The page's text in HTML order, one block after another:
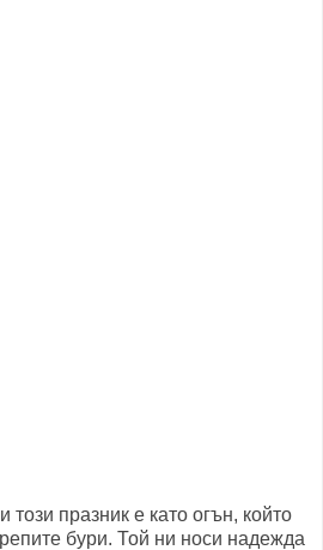
този празник е като огън, който
бури. Той ни носи надежда